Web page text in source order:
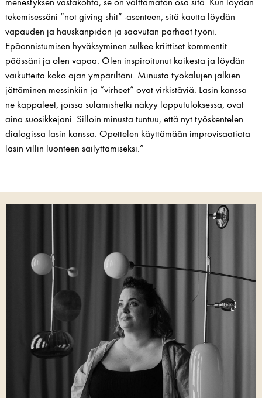
menestyksen vastakohta, se on välttämätön osa sitä. Kun löydän
tekemisessäni “not giving shit” -asenteen, sitä kautta löydän
vapauden ja hauskanpidon ja saavutan parhaat työni.
Epäonnistumisen hyväksyminen sulkee kriittiset kommentit
päässäni ja olen vapaa. Olen inspiroitunut kaikesta ja löydän
vaikutteita koko ajan ympäriltäni. Minusta työkalujen jälkien
jättäminen messinkiin ja “virheet” ovat virkistäviä. Lasin kanssa
ne kappaleet, joissa sulamishetki näkyy lopputuloksessa, ovat
aina suosikkejani. Silloin minusta tuntuu, että nyt työskentelen
dialogissa lasin kanssa. Opettelen käyttämään improvisaatiota
lasin villin luonteen säilyttämiseksi.”